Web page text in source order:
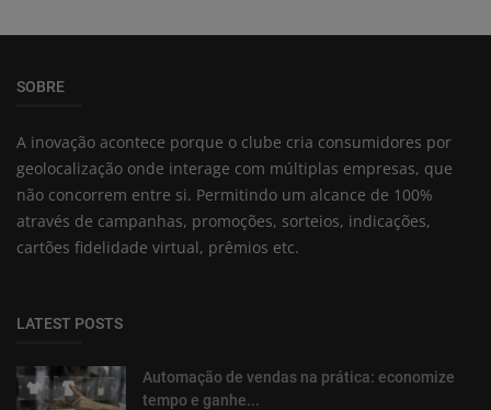
SOBRE
A inovação acontece porque o clube cria consumidores por
geolocalização onde interage com múltiplas empresas, que
não concorrem entre si. Permitindo um alcance de 100%
através de campanhas, promoções, sorteios, indicações,
cartões fidelidade virtual, prêmios etc.
LATEST POSTS
Automação de vendas na prática: economize
tempo e ganhe...